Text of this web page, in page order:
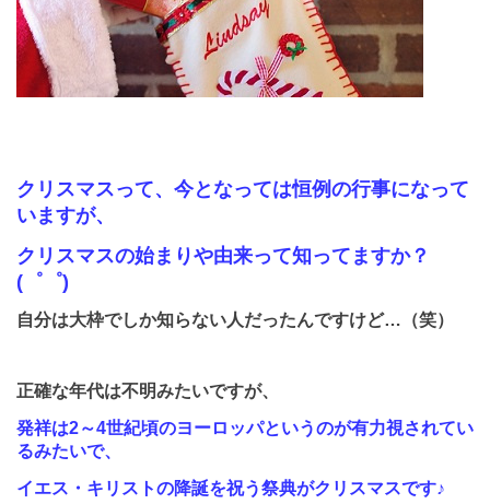
クリスマスって、今となっては恒例の行事になって
いますが、
クリスマスの始まりや由来って知ってますか？
(゜゜)
自分は大枠でしか知らない人だったんですけど…（笑）
正確な年代は不明みたいですが、
発祥は2～4世紀頃のヨーロッパというのが有力視されてい
るみたいで、
イエス・キリストの降誕を祝う祭典がクリスマスです♪